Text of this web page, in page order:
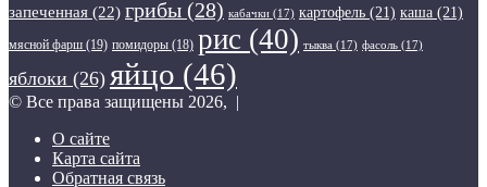
запеченная (22) грибы (28) кабачки (17) картофель (21) каша (21)
мясной фарш (19) помидоры (18) рис (40) тыква (17) фасоль (17)
яблоки (26) яйцо (46)
© Все права защищены 2026, |
О сайте
Карта сайта
Обратная связь